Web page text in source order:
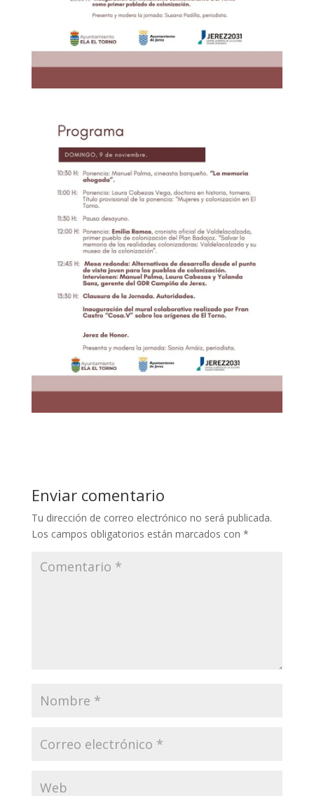
Enviar comentario
Tu dirección de correo electrónico no será publicada.
Los campos obligatorios están marcados con *